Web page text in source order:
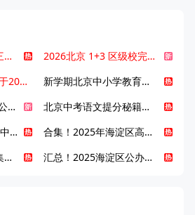
2025北京东城区高中三大梯队高中有哪些？录取分数线是多少？
2026北京 1+3 区级校完整名单发布，13549 个名额该如何规划报考？
2月20日开始！官方对于2025年北京市中招体检问题解答！
新学期北京中小学教育八大变化全解析：学位、政策、教学等方面迎新变革
CSP-J/S 认证年龄限制公告发布，新规即日起实施！
北京中考语文提分秘籍！攻克 5000 易混易错字
情境英语200句 | 速记中考英语1600词
合集！2025年海淀区高中校情介绍
2025北京西城、朝阳集团校直升新动态
汇总！2025海淀区公办高中校情全解